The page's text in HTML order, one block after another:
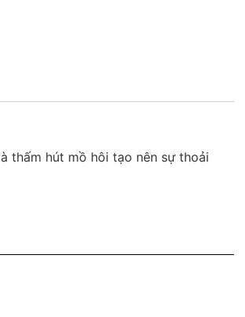
thấm hút mồ hôi tạo nên sự thoải